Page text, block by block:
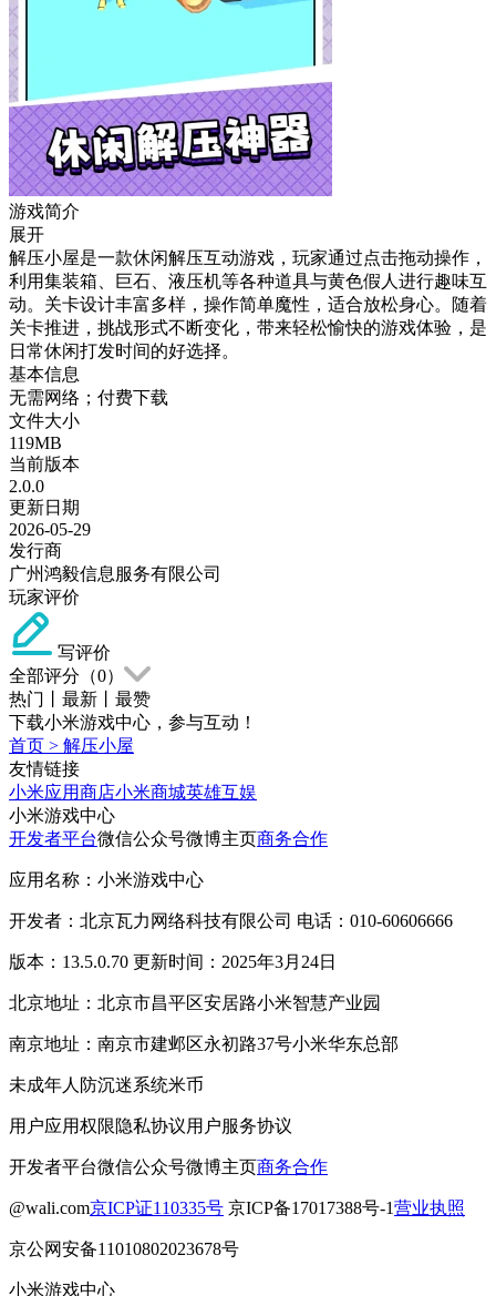
游戏简介
展开
解压小屋是一款休闲解压互动游戏，玩家通过点击拖动操作，
利用集装箱、巨石、液压机等各种道具与黄色假人进行趣味互
动。关卡设计丰富多样，操作简单魔性，适合放松身心。随着
关卡推进，挑战形式不断变化，带来轻松愉快的游戏体验，是
日常休闲打发时间的好选择。
基本信息
无需网络；付费下载
文件大小
119MB
当前版本
2.0.0
更新日期
2026-05-29
发行商
广州鸿毅信息服务有限公司
玩家评价
写评价
全部评分（0）
热门
最新
最赞
下载小米游戏中心，参与互动！
首页 > 解压小屋
友情链接
小米应用商店小米商城英雄互娱
小米游戏中心
开发者平台微信公众号微博主页商务合作
应用名称：小米游戏中心
开发者：北京瓦力网络科技有限公司 电话：010-60606666
版本：13.5.0.70 更新时间：2025年3月24日
北京地址：北京市昌平区安居路小米智慧产业园
南京地址：南京市建邺区永初路37号小米华东总部
未成年人防沉迷系统米币
用户应用权限隐私协议用户服务协议
开发者平台微信公众号微博主页商务合作
@wali.com京ICP证110335号 京ICP备17017388号-1营业执照
京公网安备11010802023678号
小米游戏中心